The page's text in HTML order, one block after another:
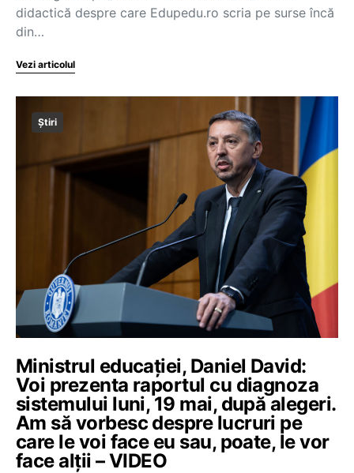
didactică despre care Edupedu.ro scria pe surse încă
din…
Vezi articolul
Știri
Ministrul educației, Daniel David:
Voi prezenta raportul cu diagnoza
sistemului luni, 19 mai, după alegeri.
Am să vorbesc despre lucruri pe
care le voi face eu sau, poate, le vor
face alții – VIDEO